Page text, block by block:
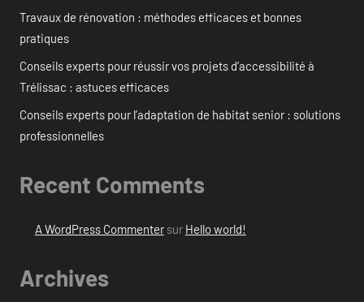
Travaux de rénovation : méthodes efficaces et bonnes
pratiques
Conseils experts pour réussir vos projets d’accessibilité à
Trélissac : astuces efficaces
Conseils experts pour l’adaptation de habitat senior : solutions
professionnelles
Recent Comments
A WordPress Commentersur Hello world!
Archives